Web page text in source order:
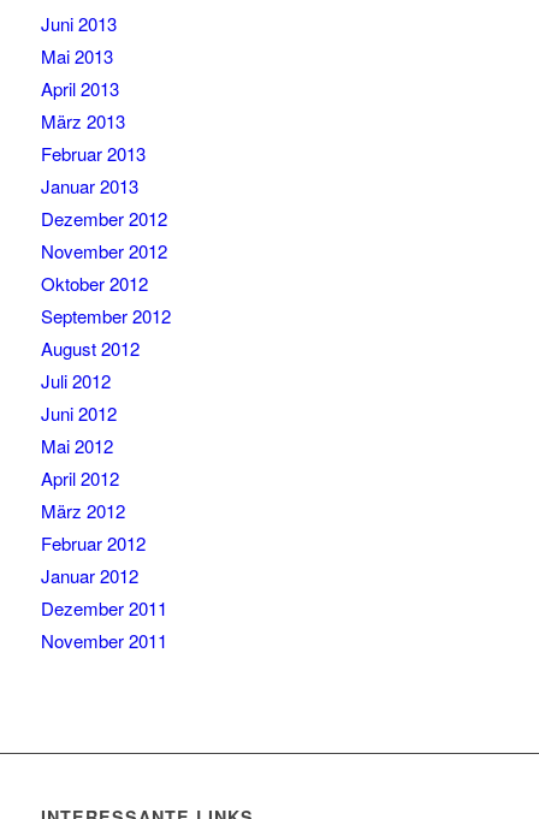
Juni 2013
Mai 2013
April 2013
März 2013
Februar 2013
Januar 2013
Dezember 2012
November 2012
Oktober 2012
September 2012
August 2012
Juli 2012
Juni 2012
Mai 2012
April 2012
März 2012
Februar 2012
Januar 2012
Dezember 2011
November 2011